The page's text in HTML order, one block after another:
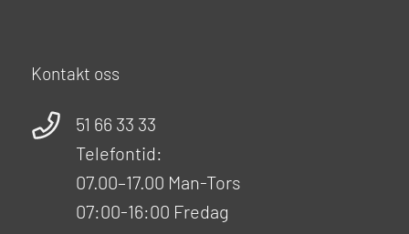
Kontakt oss
51 66 33 33
Telefontid:
07.00–17.00 Man-Tors
07:00-16:00 Fredag